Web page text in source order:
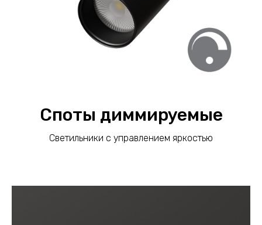
Споты диммируемые
Светильники с управлением яркостью